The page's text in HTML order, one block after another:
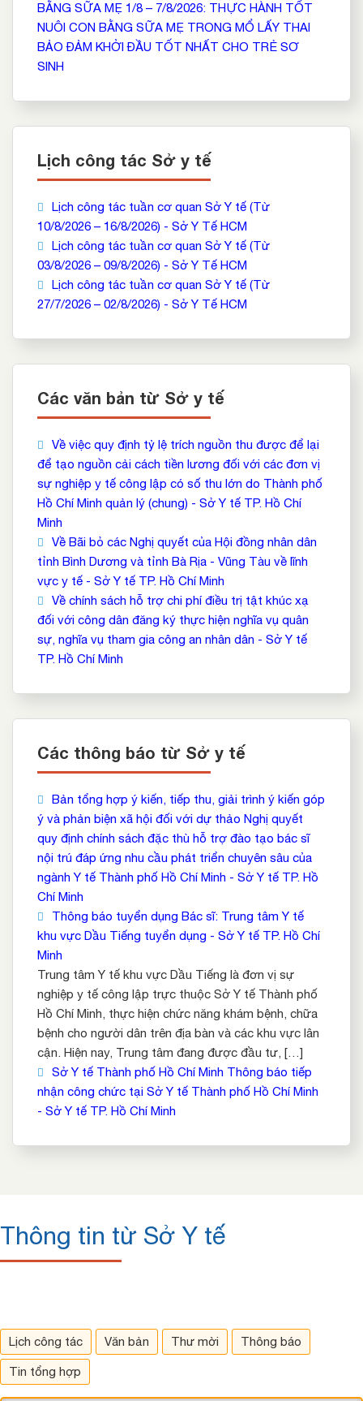
BẰNG SỮA MẸ 1/8 – 7/8/2026: THỰC HÀNH TỐT
NUÔI CON BẰNG SỮA MẸ TRONG MỔ LẤY THAI
BẢO ĐẢM KHỞI ĐẦU TỐT NHẤT CHO TRẺ SƠ
SINH
Lịch công tác Sở y tế
Lịch công tác tuần cơ quan Sở Y tế (Từ
10/8/2026 – 16/8/2026) - Sở Y Tế HCM
Lịch công tác tuần cơ quan Sở Y tế (Từ
03/8/2026 – 09/8/2026) - Sở Y Tế HCM
Lịch công tác tuần cơ quan Sở Y tế (Từ
27/7/2026 – 02/8/2026) - Sở Y Tế HCM
Các văn bản từ Sở y tế
Về việc quy định tỷ lệ trích nguồn thu được để lại
để tạo nguồn cải cách tiền lương đối với các đơn vị
sự nghiệp y tế công lập có số thu lớn do Thành phố
Hồ Chí Minh quản lý (chung) - Sở Y tế TP. Hồ Chí
Minh
Về Bãi bỏ các Nghị quyết của Hội đồng nhân dân
tỉnh Bình Dương và tỉnh Bà Rịa - Vũng Tàu về lĩnh
vực y tế - Sở Y tế TP. Hồ Chí Minh
Về chính sách hỗ trợ chi phí điều trị tật khúc xạ
đối với công dân đăng ký thực hiện nghĩa vụ quân
sự, nghĩa vụ tham gia công an nhân dân - Sở Y tế
TP. Hồ Chí Minh
Các thông báo từ Sở y tế
Bản tổng hợp ý kiến, tiếp thu, giải trình ý kiến góp
ý và phản biện xã hội đối với dự thảo Nghị quyết
quy định chính sách đặc thù hỗ trợ đào tạo bác sĩ
nội trú đáp ứng nhu cầu phát triển chuyên sâu của
ngành Y tế Thành phố Hồ Chí Minh - Sở Y tế TP. Hồ
Chí Minh
Thông báo tuyển dụng Bác sĩ: Trung tâm Y tế
khu vực Dầu Tiếng tuyển dụng - Sở Y tế TP. Hồ Chí
Minh
Trung tâm Y tế khu vực Dầu Tiếng là đơn vị sự
nghiệp y tế công lập trực thuộc Sở Y tế Thành phố
Hồ Chí Minh, thực hiện chức năng khám bệnh, chữa
bệnh cho người dân trên địa bàn và các khu vực lân
cận. Hiện nay, Trung tâm đang được đầu tư, […]
Sở Y tế Thành phố Hồ Chí Minh Thông báo tiếp
nhận công chức tại Sở Y tế Thành phố Hồ Chí Minh
- Sở Y tế TP. Hồ Chí Minh
Thông tin từ Sở Y tế
Lịch công tác Văn bản Thư mời Thông báo
Tin tổng hợp